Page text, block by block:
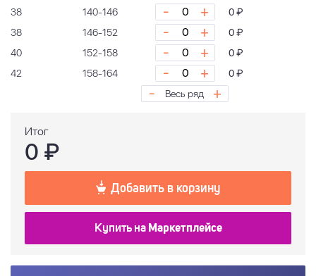
38
140-146 - +
0 ₽
38
146-152 - +
0 ₽
40
152-158 - +
0 ₽
42
158-164 - + 0 ₽
- Весь ряд +
Итог
0 ₽
Добавить в корзину
Купить на Маркетплейсе